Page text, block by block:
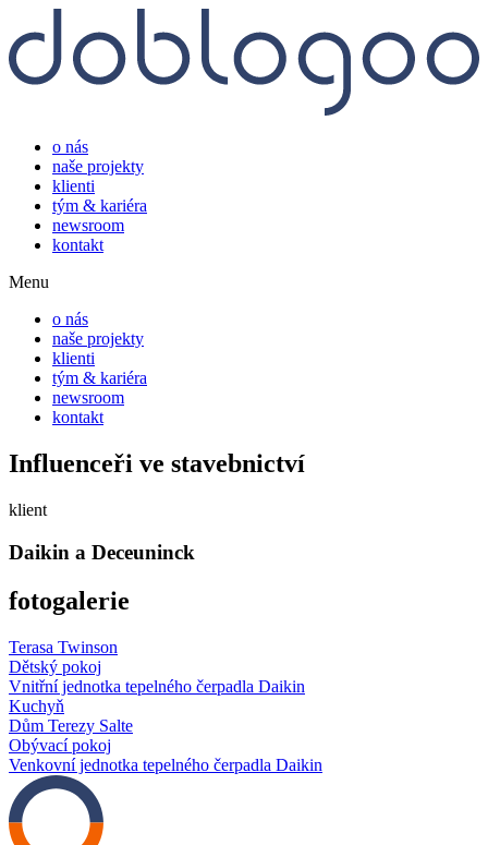
o nás
naše projekty
klienti
tým & kariéra
newsroom
kontakt
Menu
o nás
naše projekty
klienti
tým & kariéra
newsroom
kontakt
Influenceři ve stavebnictví
klient
Daikin a Deceuninck
fotogalerie
Terasa Twinson
Dětský pokoj
Vnitřní jednotka tepelného čerpadla Daikin
Kuchyň
Dům Terezy Salte
Obývací pokoj
Venkovní jednotka tepelného čerpadla Daikin